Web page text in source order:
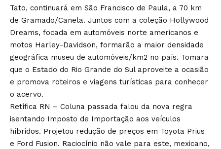
Tato, continuará em São Francisco de Paula, a 70 km
de Gramado/Canela. Juntos com a coleção Hollywood
Dreams, focada em automóveis norte americanos e
motos Harley-Davidson, formarão a maior densidade
geográfica museu de automóveis/km2 no país. Tomara
que o Estado do Rio Grande do Sul aproveite a ocasião
e promova roteiros e viagens turísticas para conhecer
o acervo.
Retífica RN – Coluna passada falou da nova regra
isentando Imposto de Importação aos veículos
híbridos. Projetou redução de preços em Toyota Prius
e Ford Fusion. Raciocínio não vale para este, mexicano,